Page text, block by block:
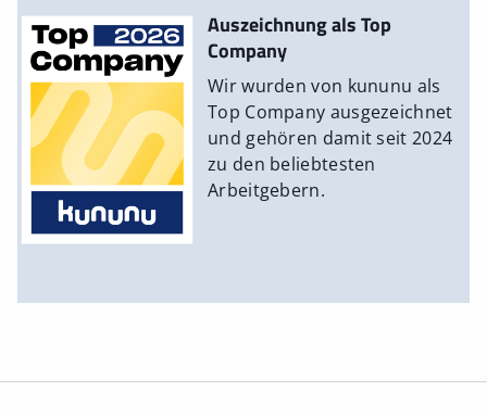
Auszeichnung als Top
Company
Wir wurden von kununu als
Top Company ausgezeichnet
und gehören damit seit 2024
zu den beliebtesten
Arbeitgebern.